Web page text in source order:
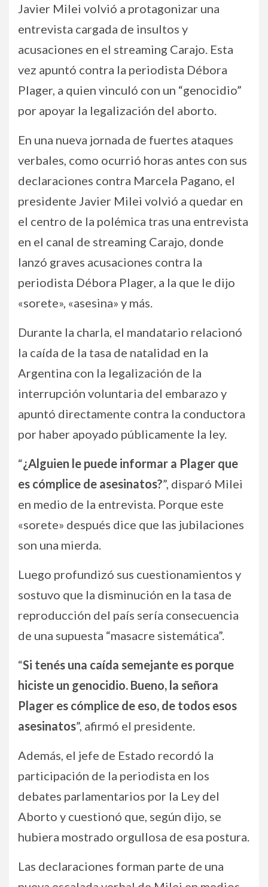
Javier Milei volvió a protagonizar una
entrevista cargada de insultos y
acusaciones en el streaming Carajo. Esta
vez apuntó contra la periodista Débora
Plager, a quien vinculó con un “genocidio”
por apoyar la legalización del aborto.
En una nueva jornada de fuertes ataques
verbales, como ocurrió horas antes con sus
declaraciones contra Marcela Pagano, el
presidente Javier Milei volvió a quedar en
el centro de la polémica tras una entrevista
en el canal de streaming Carajo, donde
lanzó graves acusaciones contra la
periodista Débora Plager, a la que le dijo
«sorete», «asesina» y más.
Durante la charla, el mandatario relacionó
la caída de la tasa de natalidad en la
Argentina con la legalización de la
interrupción voluntaria del embarazo y
apuntó directamente contra la conductora
por haber apoyado públicamente la ley.
“¿Alguien le puede informar a Plager que
es cómplice de asesinatos?”, disparó Milei
en medio de la entrevista. Porque este
«sorete» después dice que las jubilaciones
son una mierda.
Luego profundizó sus cuestionamientos y
sostuvo que la disminución en la tasa de
reproducción del país sería consecuencia
de una supuesta “masacre sistemática”.
“Si tenés una caída semejante es porque
hiciste un genocidio. Bueno, la señora
Plager es cómplice de eso, de todos esos
asesinatos”, afirmó el presidente.
Además, el jefe de Estado recordó la
participación de la periodista en los
debates parlamentarios por la Ley del
Aborto y cuestionó que, según dijo, se
hubiera mostrado orgullosa de esa postura.
Las declaraciones forman parte de una